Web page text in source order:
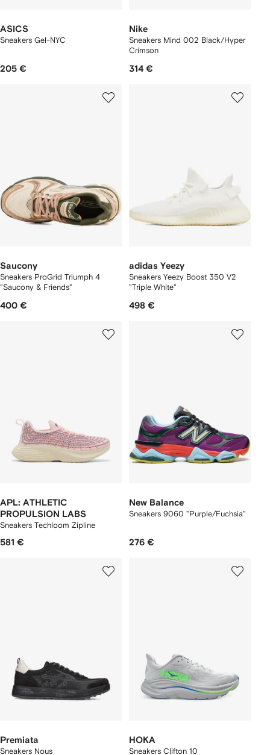
ASICS
Sneakers Gel-NYC
205 €
Nike
Sneakers Mind 002 Black/Hyper
Crimson
314 €
Saucony
Sneakers ProGrid Triumph 4
"Saucony & Friends"
400 €
adidas Yeezy
Sneakers Yeezy Boost 350 V2
"Triple White"
498 €
APL: ATHLETIC
PROPULSION LABS
Sneakers Techloom Zipline
581 €
New Balance
Sneakers 9060 "Purple/Fuchsia"
276 €
Premiata
Sneakers Nous
HOKA
Sneakers Clifton 10